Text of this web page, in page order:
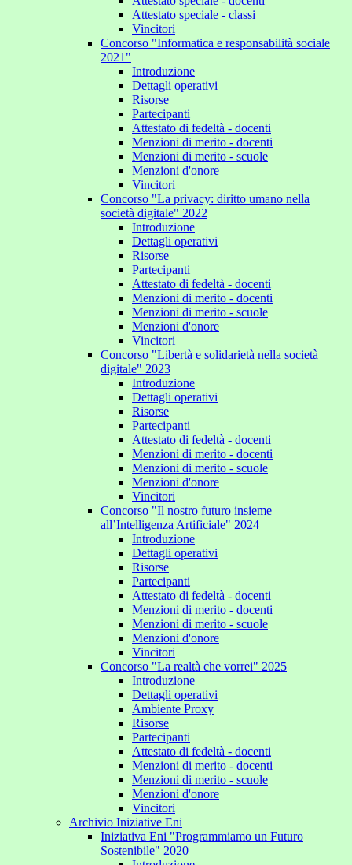
Attestato speciale - classi
Vincitori
Concorso "Informatica e responsabilità sociale
2021"
Introduzione
Dettagli operativi
Risorse
Partecipanti
Attestato di fedeltà - docenti
Menzioni di merito - docenti
Menzioni di merito - scuole
Menzioni d'onore
Vincitori
Concorso "La privacy: diritto umano nella
società digitale" 2022
Introduzione
Dettagli operativi
Risorse
Partecipanti
Attestato di fedeltà - docenti
Menzioni di merito - docenti
Menzioni di merito - scuole
Menzioni d'onore
Vincitori
Concorso "Libertà e solidarietà nella società
digitale" 2023
Introduzione
Dettagli operativi
Risorse
Partecipanti
Attestato di fedeltà - docenti
Menzioni di merito - docenti
Menzioni di merito - scuole
Menzioni d'onore
Vincitori
Concorso "Il nostro futuro insieme
all’Intelligenza Artificiale" 2024
Introduzione
Dettagli operativi
Risorse
Partecipanti
Attestato di fedeltà - docenti
Menzioni di merito - docenti
Menzioni di merito - scuole
Menzioni d'onore
Vincitori
Concorso "La realtà che vorrei" 2025
Introduzione
Dettagli operativi
Ambiente Proxy
Risorse
Partecipanti
Attestato di fedeltà - docenti
Menzioni di merito - docenti
Menzioni di merito - scuole
Menzioni d'onore
Vincitori
Archivio Iniziative Eni
Iniziativa Eni "Programmiamo un Futuro
Sostenibile" 2020